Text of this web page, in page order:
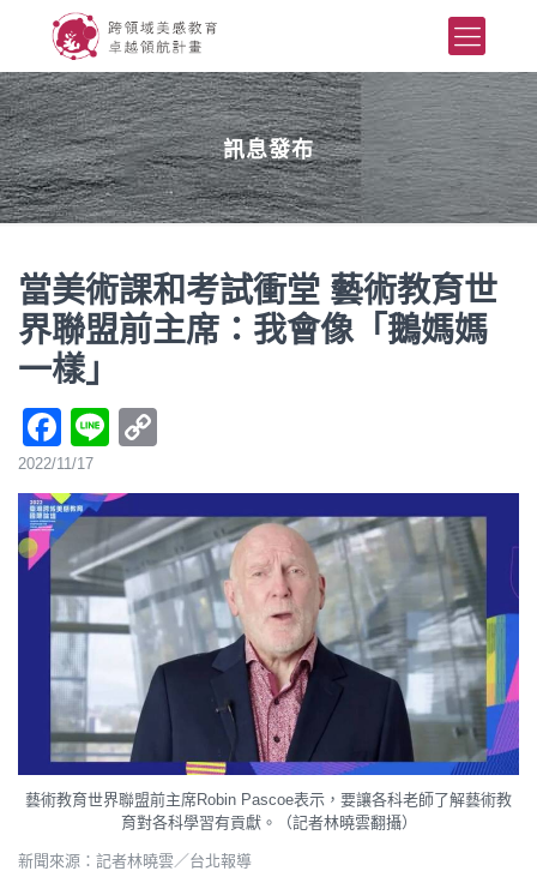
訊息發布
當美術課和考試衝堂 藝術教育世
界聯盟前主席：我會像「鵝媽媽
一樣」
Facebook
Line
2022/11/17
藝術教育世界聯盟前主席Robin Pascoe表示，要讓各科老師了解藝術教
育對各科學習有貢獻。（記者林曉雲翻攝）
新聞來源：記者林曉雲／台北報導